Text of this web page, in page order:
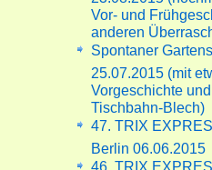
Vor- und
anderen
Spontaner
25.07.2015 (mit
Vorgeschichte und
Tischbahn-Blech)
47. TRIX
Berlin 06.06.2015
46. TRIX